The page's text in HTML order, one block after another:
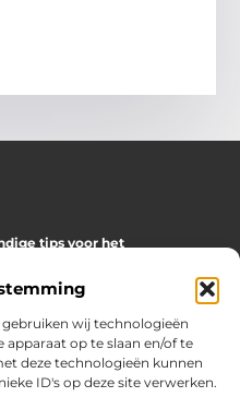
wij technologieën
op te slaan en/of te
deze technologieën kunnen
ID's op deze site verwerken.
tips voor het
en artikelen die je helpen om
halen, met praktische
je tuin, veranda of andere